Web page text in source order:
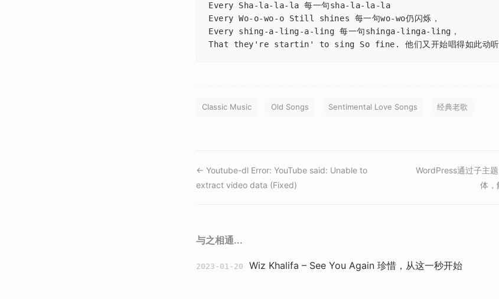
Every Sha-la-la-la 每一句sha-la-la-la
Every Wo-o-wo-o Still shines 每一句wo-wo仍闪烁，
That they're startin' to sing So fine. 他们又开始唱得如此动听
Classic Music Old Songs Sentimental Love Songs 经典老歌
← Youtube-dl Error: YouTube said: Unable to
extract video data (Fixed)
WordPress通过子主
体，
与之相通...
2023-01-20 Wiz Khalifa – See You Again 珍惜，从这一秒开始